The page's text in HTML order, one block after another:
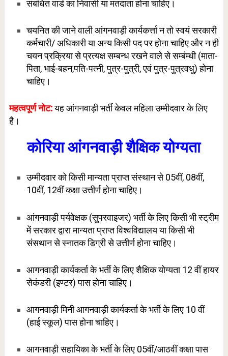
संबंधित वार्ड का निवासी या मतदाता होना चाहिए।
चयनित की जाने वाली आंगनवाड़ी कार्यकर्त्ता न तो स्वयं सरकारी
कर्मचारी/ अधिकारी या अन्य किसी पद पर होना चाहिए और न ही
चयन प्रक्रिया से प्रत्यक्ष सम्बन्ध रखने वाले से सम्बंम्धी (माता-
पिता, भाई-बहन,पति-पत्नी, पुत्र-पुत्री, एवं पुत्र-पुत्रवधु) होना
चाहिए।
महत्वपूर्ण नोट:यह आंगनवाड़ी भर्ती केवल महिला उम्मीदवार के लिए
है।
कोरिया आंगनवाड़ी शैक्षिक योग्यता
उम्मीदवार को किसी मान्यता प्राप्त संस्थान से 05वीं, 08वीं,
10वीं, 12वीं कक्षा उत्तीर्ण होना चाहिए।
आंगनवाड़ी पर्यवेक्षक (सुपरवाइजर) भर्ती के लिए किसी भी स्ट्रीम
में सरकार द्वारा मान्यता प्राप्त विश्वविद्यालय या किसी भी
संसथान से स्नातक डिग्री से उत्तीर्ण होना चाहिए।
आगनवाड़ी कार्यकर्ता के भर्ती के लिए शैक्षिक योग्यता 12 वीं हायर
सेकंडरी (इण्टर) पास होना चाहिए।
आगनवाड़ी मिनी आगनवाड़ी कार्यकर्ता के भर्ती के लिए 10 वीं
(हाई स्कूल) पास होना चाहिए।
आगनवाड़ी सहायिका के भर्ती के लिए 05वीं/आठवीं कक्षा पास